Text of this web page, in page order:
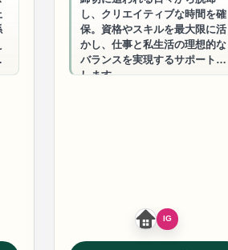
し、クリエイティブな時間を確
保。資格やスキルを最大限に活
かし、仕事と私生活の理想的な
バランスを実現するサポートを
します。